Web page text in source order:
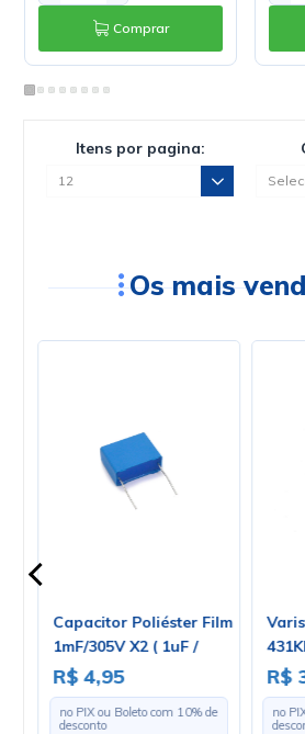
Comprar
Itens por pagina:
Os mais
Capacitor Poliéster Film
1mF/305V X2 ( 1uF /
1000nF / 105 ) Série
32923
R$ 4,95
no PIX ou Boleto com 10% de
desconto
1371
R$
no